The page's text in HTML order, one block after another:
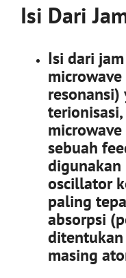
Isi Dari
Isi dari
resonansi)
sebuah
oscillator
paling
absorpsi
masing